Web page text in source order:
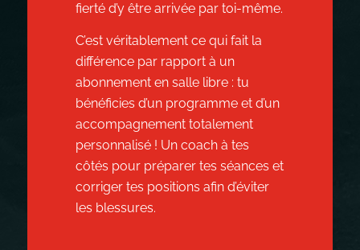
fierté d’y être arrivée par toi-même.
C’est véritablement ce qui fait la
différence par rapport à un
abonnement en salle libre : tu
bénéficies d’un programme et d’un
accompagnement totalement
personnalisé ! Un coach à tes
côtés pour préparer tes séances et
corriger tes positions afin d’éviter
les blessures.